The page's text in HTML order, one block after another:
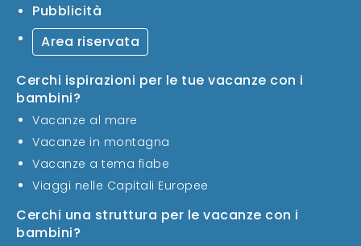
Pubblicità
Area riservata
Cerchi ispirazioni per le tue vacanze con i
bambini?
Vacanze al mare
Vacanze in montagna
Vacanze a tema fiabe
Viaggi nelle Capitali Europee
Cerchi una struttura per le vacanze con i
bambini?